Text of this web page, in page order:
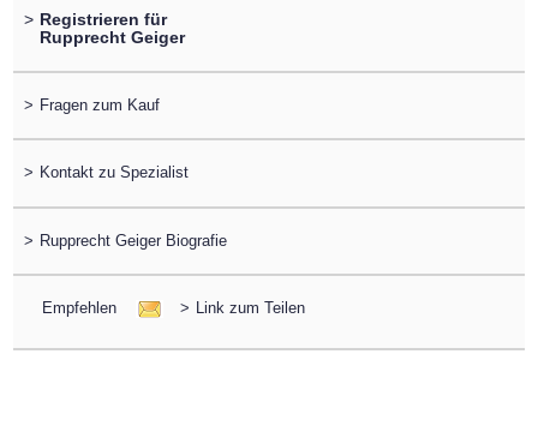
> Registrieren für
Rupprecht Geiger
> Fragen zum Kauf
> Kontakt zu Spezialist
> Rupprecht Geiger Biografie
Empfehlen > Link zum Teilen